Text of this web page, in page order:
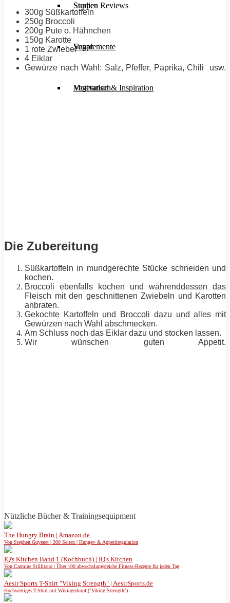
Studien Reviews
Supplemente
Motivation & Inspiration
Suppen
Vegan
Vegetarisch
300g Süßkartoffeln
250g Broccoli
200g Pute o. Hähnchen
150g Karotte
1 rote Zwiebel
4 Eiklar
Gewürze nach Wahl: Salz, Pfeffer, Paprika, Chili usw.
Die Zubereitung
Süßkartoffeln in mundgerechte Stücke schneiden und
kochen.
Broccoli ebenfalls kochen und währenddessen das
Fleisch mit den geschnittenen Zwiebeln und Karotten
anbraten.
Gekochte Kartoffeln und Broccoli dazu und alles mit
Gewürzen nach Wahl abschmecken.
Am Schluss noch das Eiklar dazu und stocken lassen.
Wir wünschen guten Appetit.
Nützliche Bücher & Trainingsequipment
The Hungry Brain | Amazon.de
Von Stephen Guyenet | 300 Seiten | Hunger- & Appetitregulation
IQ's Kitchen Band 1 (Kochbuch) | IQ's Kitchen
Von Carmine Stillitano | Über 100 abwechslungsreiche Fitness-Rezepte für jeden Tag
Aesir Sports T-Shirt "Viking Strength" | AesirSports.de
Hochwertiges T-Shirt mit Wikingerkopf ("Viking Strength")